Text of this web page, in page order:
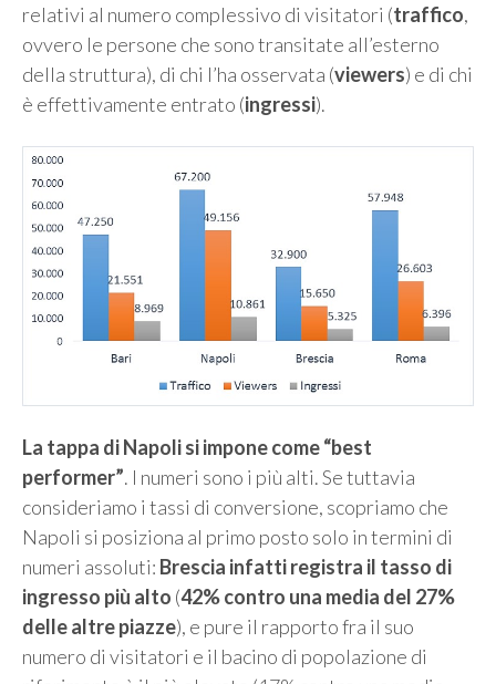
relativi al numero complessivo di visitatori (traffico,
ovvero le persone che sono transitate all’esterno
della struttura), di chi l’ha osservata (viewers) e di chi
è effettivamente entrato (ingressi).
La tappa di Napoli si impone come “best
performer”. I numeri sono i più alti. Se tuttavia
consideriamo i tassi di conversione, scopriamo che
Napoli si posiziona al primo posto solo in termini di
numeri assoluti: Brescia infatti registra il tasso di
ingresso più alto (42% contro una media del 27%
delle altre piazze), e pure il rapporto fra il suo
numero di visitatori e il bacino di popolazione di